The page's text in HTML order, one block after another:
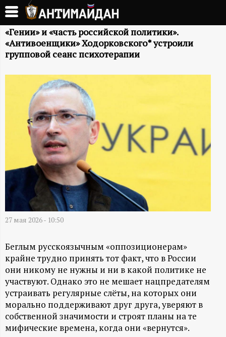
Перейти
основному
содержанию
А
Н
Т
Й
А
Н
-
и
н
«Гении» и «часть российской политики».
«Антивоенщики» Ходорковского* устроили
групповой сеанс психотерапии
27 мая 2026 - 10:50
Беглым русскоязычным «оппозиционерам»
крайне трудно принять тот факт, что в России
они никому не нужны и ни в какой политике не
участвуют. Однако это не мешает нацпредателям
устраивать регулярные слёты, на которых они
морально поддерживают друг друга, уверяют в
собственной значимости и строят планы на те
мифические времена, когда они «вернутся».